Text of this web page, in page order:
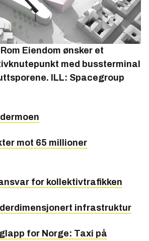
Eiendom ønsker et
med bussterminal
ILL: Spacegroup
mot 65 millioner
for kollektivtrafikken
infrastruktur
for Norge: Taxi på